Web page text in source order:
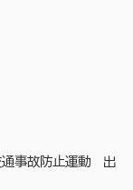
事故防止運動 出